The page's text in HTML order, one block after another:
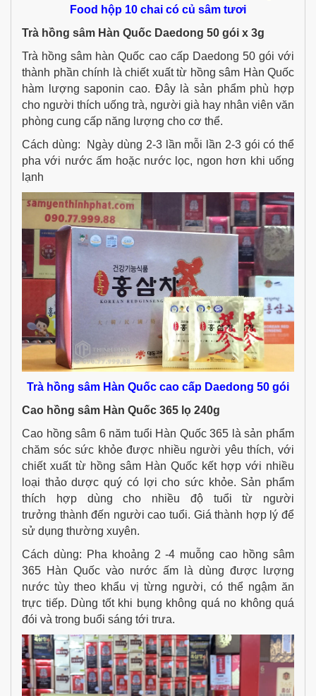
Food hộp 10 chai có củ sâm tươi
Trà hồng sâm Hàn Quốc Daedong 50 gói x 3g
Trà hồng sâm hàn Quốc cao cấp Daedong 50 gói​ với
thành phần chính là chiết xuất từ hồng sâm Hàn Quốc
hàm lượng saponin cao. Đây là sản phẩm phù hợp
cho người thích uống trà, người già hay nhân viên văn
phòng cung cấp năng lượng cho cơ thể.
Cách dùng: Ngày dùng 2-3 lần mỗi lần 2-3 gói có thể
pha với nước ấm hoặc nước lọc, ngon hơn khi uống
lạnh
Trà hồng sâm Hàn Quốc cao cấp Daedong 50 gói
Cao hồng sâm Hàn Quốc 365 lọ 240g
Cao hồng sâm 6 năm tuổi Hàn Quốc 365 là sản phẩm
chăm sóc sức khỏe được nhiều người yêu thích, với
chiết xuất từ hồng sâm Hàn Quốc kết hợp với nhiều
loại thảo dược quý có lợi cho sức khỏe. Sản phẩm
thích hợp dùng cho nhiều độ tuổi từ người
trưởng thành đến người cao tuổi. Giá thành hợp lý để
sử dụng thường xuyên.
Cách dùng: Pha khoảng 2 -4 muỗng cao hồng sâm
365 Hàn Quốc vào nước ấm là dùng được lượng
nước tùy theo khẩu vị từng người, có thể ngậm ăn
trực tiếp. Dùng tốt khi bụng không quá no không quá
đói và trong buổi sáng tới trưa.